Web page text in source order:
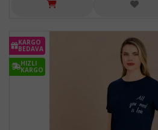
KARGO
BEDAVA
HIZLI
KARGO